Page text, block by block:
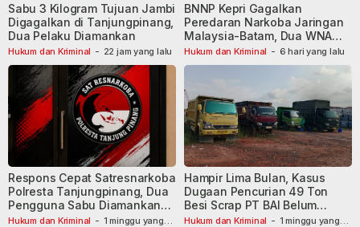
Hukum dan Kriminal - 22 jam yang lalu
Sabu 3 Kilogram Tujuan Jambi
Digagalkan di Tanjungpinang,
Dua Pelaku Diamankan
Hukum dan Kriminal - 6 hari yang lalu
BNNP Kepri Gagalkan
Peredaran Narkoba Jaringan
Malaysia-Batam, Dua WNA
Masih Diburu
Hukum dan Kriminal - 1 minggu yang
Respons Cepat Satresnarkoba
Polresta Tanjungpinang, Dua
Pengguna Sabu Diamankan
Usai Dilaporkan ke Call Center
Hukum dan Kriminal - 1 minggu yang
Hampir Lima Bulan, Kasus
Dugaan Pencurian 49 Ton
Besi Scrap PT BAI Belum
Tetapkan Tersangka